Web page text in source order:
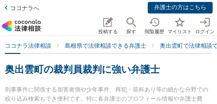
ココナラへ 弁護士の方はこちら
投稿する 探す 閲覧履歴 マイリスト ログイン
ココナラ法律相談 島根県で法律相談できる弁護士 奥出雲町で法律相談
奥出雲町の裁判員裁判に強い弁護士
刑事事件に関係する加害者側や少年事件、再犯・前科あり等の細かな分野での
絞り込み検索もでき便利です。特に各弁護士のプロフィール情報や弁護士費